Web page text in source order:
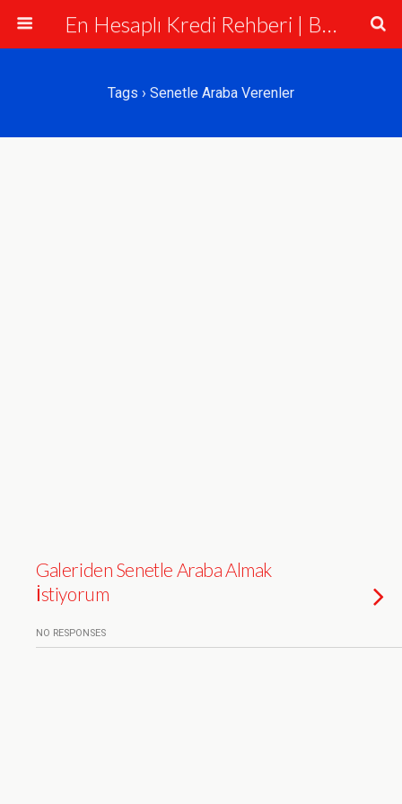
En Hesaplı Kredi Rehberi | Bankalar ve Krediler
Tags › Senetle Araba Verenler
Galeriden Senetle Araba Almak
İstiyorum
NO RESPONSES